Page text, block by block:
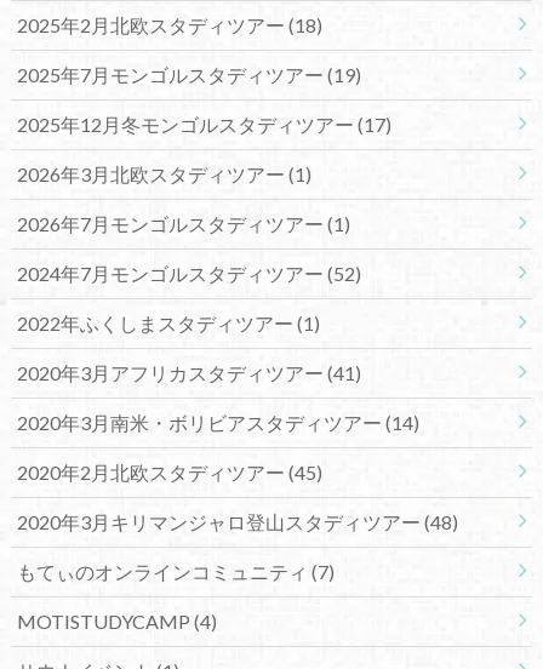
2025年2月北欧スタディツアー (18)
2025年7月モンゴルスタディツアー (19)
2025年12月冬モンゴルスタディツアー (17)
2026年3月北欧スタディツアー (1)
2026年7月モンゴルスタディツアー (1)
2024年7月モンゴルスタディツアー (52)
2022年ふくしまスタディツアー (1)
2020年3月アフリカスタディツアー (41)
2020年3月南米・ボリビアスタディツアー (14)
2020年2月北欧スタディツアー (45)
2020年3月キリマンジャロ登山スタディツアー (48)
もてぃのオンラインコミュニティ (7)
MOTISTUDYCAMP (4)